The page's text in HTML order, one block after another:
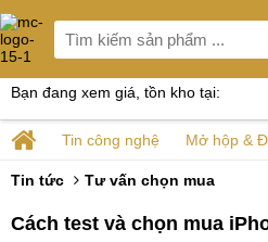
Bạn đang xem giá, tồn kho tại:
Tin công nghệ Mở hộp &
Tin tức Tư vấn chọn mua
Cách test và chọn mua